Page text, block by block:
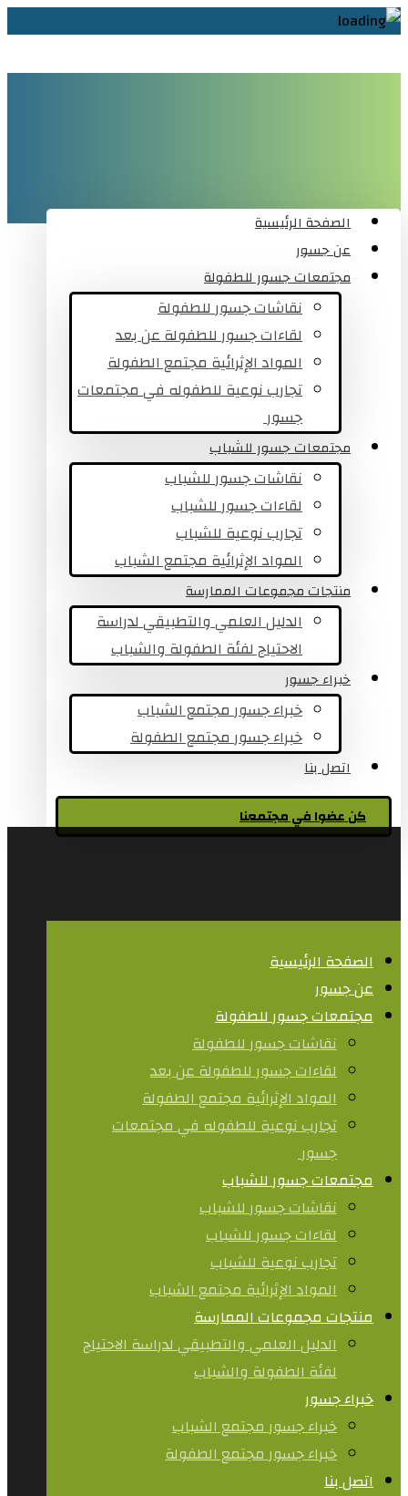
الصفحة الرئيسية
عن جسور
مجتمعات جسور للطفولة
نقاشات جسور للطفولة
لقاءات جسور للطفولة عن بعد
المواد الإثرائية مجتمع الطفولة
تجارب نوعية للطفوله في مجتمعات
جسور ​
مجتمعات جسور للشباب
نقاشات جسور للشباب
لقاءات جسور للشباب
تجارب نوعية للشباب​
المواد الإثرائية مجتمع الشباب
منتجات مجموعات الممارسة
الدليل العلمي والتطبيقي لدراسة
الاحتياج لفئة الطفولة والشباب
خبراء جسور
خبراء جسور مجتمع الشباب
خبراء جسور مجتمع الطفولة
اتصل بنا
كن عضوا في مجتمعنا
الصفحة الرئيسية
عن جسور
مجتمعات جسور للطفولة
نقاشات جسور للطفولة
لقاءات جسور للطفولة عن بعد
المواد الإثرائية مجتمع الطفولة
تجارب نوعية للطفوله في مجتمعات
جسور ​
مجتمعات جسور للشباب
نقاشات جسور للشباب
لقاءات جسور للشباب
تجارب نوعية للشباب​
المواد الإثرائية مجتمع الشباب
منتجات مجموعات الممارسة
الدليل العلمي والتطبيقي لدراسة الاحتياج
لفئة الطفولة والشباب
خبراء جسور
خبراء جسور مجتمع الشباب
خبراء جسور مجتمع الطفولة
اتصل بنا